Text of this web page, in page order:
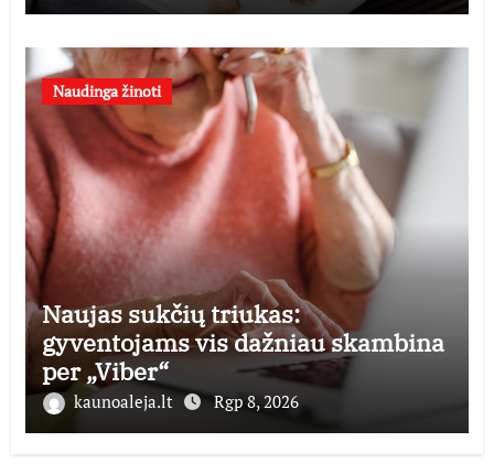
Naudinga žinoti
Naujas sukčių triukas:
gyventojams vis dažniau skambina
per „Viber“
kaunoaleja.lt Rgp 8, 2026